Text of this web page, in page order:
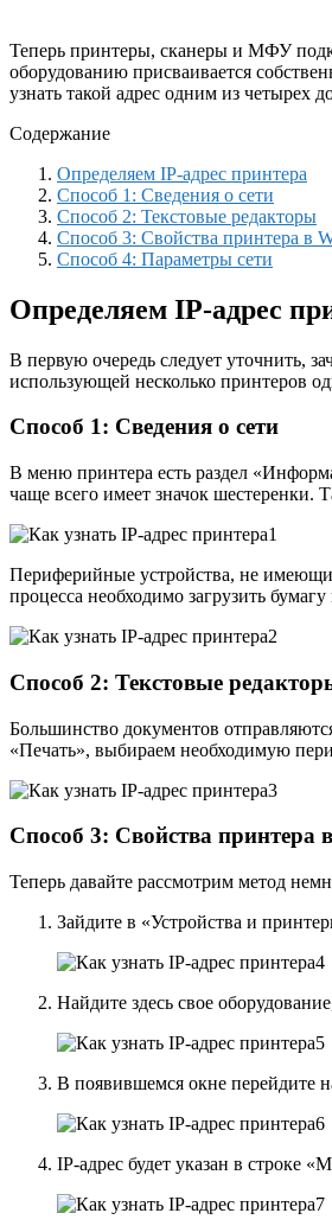
Теперь принтеры, сканеры и МФУ
оборудованию присваивается
узнать такой адрес одним из четырех
Содержание
Определяем IP-адрес принтера
Способ 1: Сведения о сети
Способ 2: Текстовые редакторы
Способ 3: Свойства принтера в
Способ 4: Параметры сети
Определяем IP-адрес
В первую очередь следует уточнить,
использующей несколько принтеров
Способ 1: Сведения о сети
В меню принтера есть раздел
чаще всего имеет значок шестеренки.
Периферийные устройства, не
процесса необходимо загрузить
Способ 2: Текстовые
Большинство документов
«Печать», выбираем необходимую
Способ 3: Свойства принтера
Теперь давайте рассмотрим метод
Зайдите в «Устройства и
Найдите здесь свое
В появившемся окне перейдите
IP-адрес будет указан в строке